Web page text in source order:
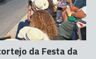
da Festa da